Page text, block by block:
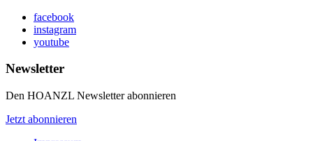
facebook
instagram
youtube
Newsletter
Den HOANZL Newsletter abonnieren
Jetzt abonnieren